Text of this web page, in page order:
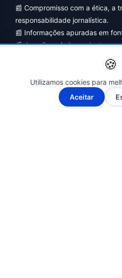
📰 Compromisso com a ética, a
responsabilidade jornalística.
📰 Informações apuradas em
📰 Jornalismo independente,
público e no combate à
A- A+
🍪
Utilizamos cookies para
Aceitar